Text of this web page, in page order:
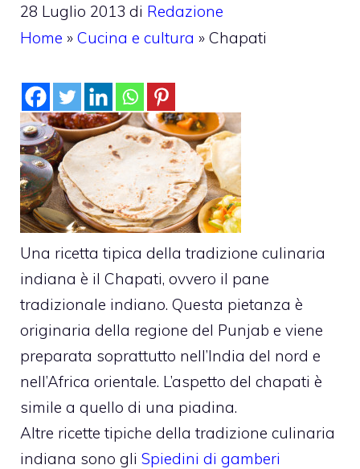
28 Luglio 2013 di Redazione
Home » Cucina e cultura » Chapati
Una ricetta tipica della tradizione culinaria
indiana è il Chapati, ovvero il pane
tradizionale indiano. Questa pietanza è
originaria della regione del Punjab e viene
preparata soprattutto nell’India del nord e
nell’Africa orientale. L’aspetto del chapati è
simile a quello di una piadina.
Altre ricette tipiche della tradizione culinaria
indiana sono gli Spiedini di gamberi